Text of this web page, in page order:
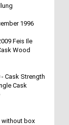
1996
Feis Ile
Wood
Cask Strength
Cask
without box